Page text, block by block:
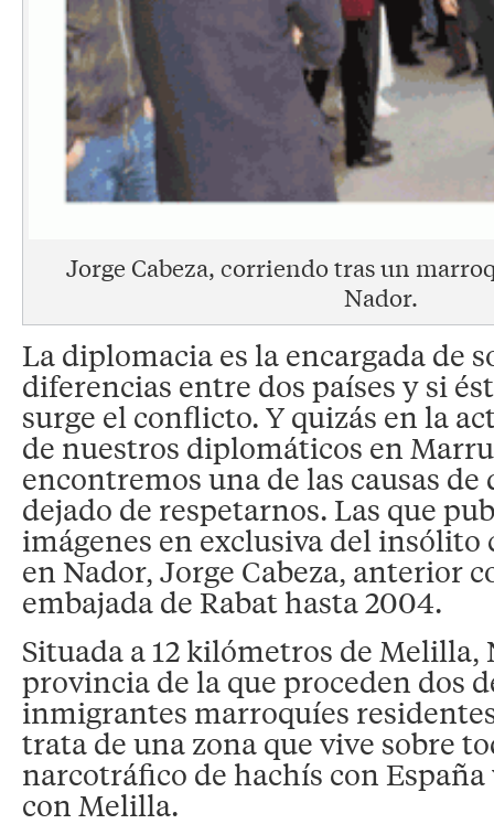
Jorge Cabeza, corriendo tras un
Nador.
La diplomacia es la encargada de
diferencias entre dos países y si
surge el conflicto. Y quizás en la
de nuestros diplomáticos en
encontremos una de las causas de
dejado de respetarnos. Las que
imágenes en exclusiva del insólito
en Nador, Jorge Cabeza, anterior
embajada de Rabat hasta 2004.
Situada a 12 kilómetros de Melilla,
provincia de la que proceden dos
inmigrantes marroquíes
trata de una zona que vive sobre
narcotráfico de hachís con
con Melilla.